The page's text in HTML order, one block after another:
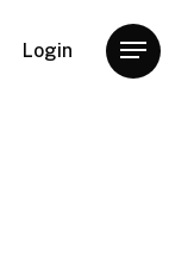
Login Menu